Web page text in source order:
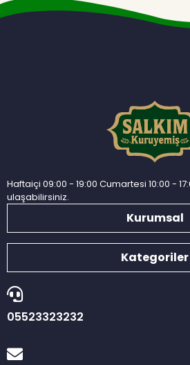
Haftaiçi 09:00 - 19:00 Cumartesi 10:00 -
ulaşabilirsiniz.
Kurumsal
Kategoriler
05523323232